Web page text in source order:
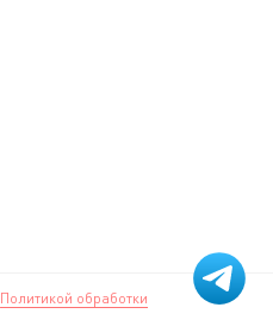
Политикой обработки